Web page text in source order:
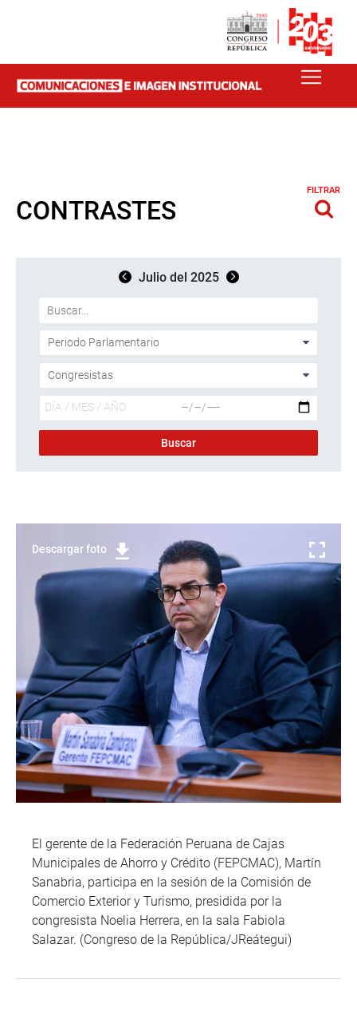
CONTRASTES
FILTRAR
Julio del 2025
Descargar foto
El gerente de la Federación Peruana de Cajas
Municipales de Ahorro y Crédito (FEPCMAC), Martín
Sanabria, participa en la sesión de la Comisión de
Comercio Exterior y Turismo, presidida por la
congresista Noelia Herrera, en la sala Fabiola
Salazar. (Congreso de la República/JReátegui)